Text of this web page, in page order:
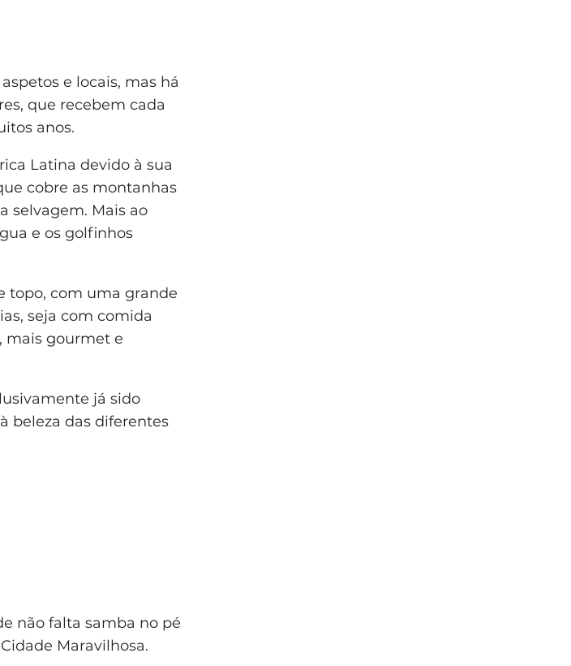
e locais, mas há
que recebem cada
anos.
Latina devido à sua
cobre as montanhas
selvagem. Mais ao
e os golfinhos
topo, com uma grande
seja com comida
mais gourmet e
já sido
beleza das diferentes
não falta samba no pé
Maravilhosa.